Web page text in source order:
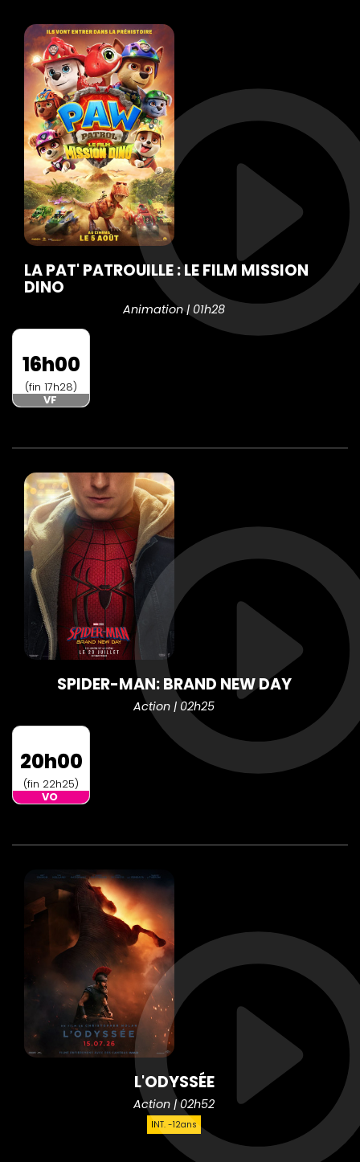
LA PAT' PATROUILLE : LE FILM MISSION
DINO
Animation | 01h28
16h00
(fin 17h28)
VF
SPIDER-MAN: BRAND NEW DAY
Action | 02h25
20h00
(fin 22h25)
VO
L'ODYSSÉE
Action | 02h52
INT. -12ans